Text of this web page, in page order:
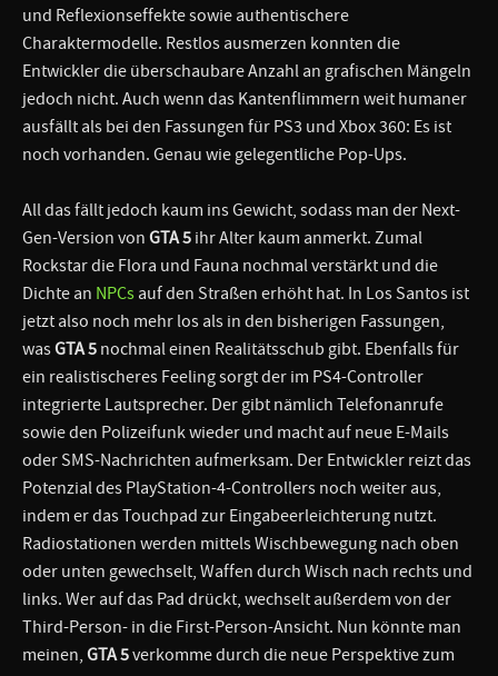
und Reflexionseffekte sowie authentischere
Charaktermodelle. Restlos ausmerzen konnten die
Entwickler die überschaubare Anzahl an grafischen Mängeln
jedoch nicht. Auch wenn das Kantenflimmern weit humaner
ausfällt als bei den Fassungen für PS3 und Xbox 360: Es ist
noch vorhanden. Genau wie gelegentliche Pop-Ups.
All das fällt jedoch kaum ins Gewicht, sodass man der Next-
Gen-Version von GTA 5 ihr Alter kaum anmerkt. Zumal
Rockstar die Flora und Fauna nochmal verstärkt und die
Dichte an NPCs auf den Straßen erhöht hat. In Los Santos ist
jetzt also noch mehr los als in den bisherigen Fassungen,
wasGTA 5 nochmal einen Realitätsschub gibt. Ebenfalls für
ein realistischeres Feeling sorgt der im PS4-Controller
integrierte Lautsprecher. Der gibt nämlich Telefonanrufe
sowie den Polizeifunk wieder und macht auf neue E-Mails
oder SMS-Nachrichten aufmerksam. Der Entwickler reizt das
Potenzial des PlayStation-4-Controllers noch weiter aus,
indem er das Touchpad zur Eingabeerleichterung nutzt.
Radiostationen werden mittels Wischbewegung nach oben
oder unten gewechselt, Waffen durch Wisch nach rechts und
links. Wer auf das Pad drückt, wechselt außerdem von der
Third-Person- in die First-Person-Ansicht. Nun könnte man
meinen, GTA 5verkomme durch die neue Perspektive zum